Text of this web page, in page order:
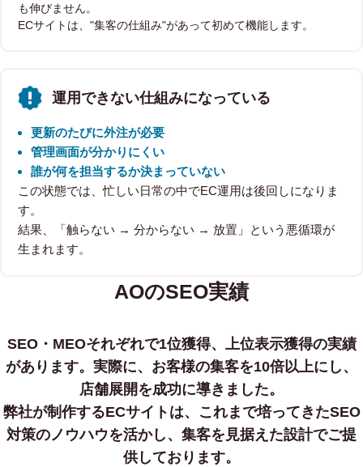
も伸びません。
ECサイトは、"集客の仕組み"があって初めて機能します。
運用できない仕組みになっている
更新のたびに外注が必要
管理画面が分かりにくい
誰が何を担当するか決まっていない
この状態では、忙しい日常の中でEC運用は後回しになりま
す。
結果、「触らない → 分からない → 放置」という悪循環が
生まれます。
AOのSEO実績
SEO・MEOそれぞれで1位獲得、上位表示獲得の実績
があります。 実際に、お客様の集客を10倍以上にし、
店舗展開を成功に導きました。
弊社が制作するECサイトは、これまで培ってきたSEO
対策のノウハウを活かし、集客を見据えた設計でご提
供しております。